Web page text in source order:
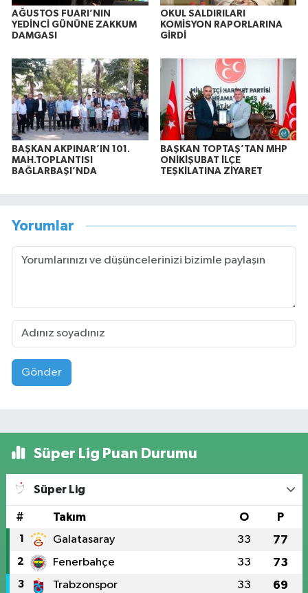
AĞUSTOS FUARI’NIN
YEDİNCİ GÜNÜNE ZAKKUM
DAMGASI
OKUL SALDIRILARI
KOMİSYON RAPORLARINA
GİRDİ
BAŞKAN AKPINAR’IN 101.
MAH.TOPLANTISI
BAĞLARBAŞI’NDA
BAŞKAN TOPTAŞ’TAN MHP
ONİKİŞUBAT İLÇE
TEŞKİLATINA ZİYARET
Yorumlar
Gönder
Süper Lig Puan Durumu
Süper Lig
# Takım O P
1 Galatasaray 33 77
2 Fenerbahçe 33 73
3 Trabzonspor 33 69